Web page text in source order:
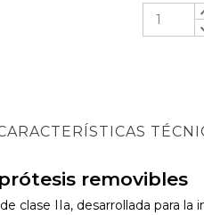
removibles
clase IIa, desarrollada para